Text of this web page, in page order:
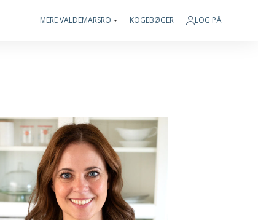
MERE VALDEMARSRO KOGEBØGER LOG PÅ